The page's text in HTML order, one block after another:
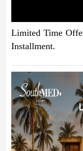
Limited Time
Installment.